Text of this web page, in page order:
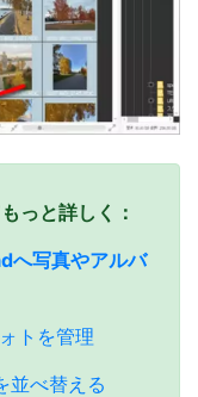
っと詳しく：
へ写真やアルバ
トを管理
並べ替える